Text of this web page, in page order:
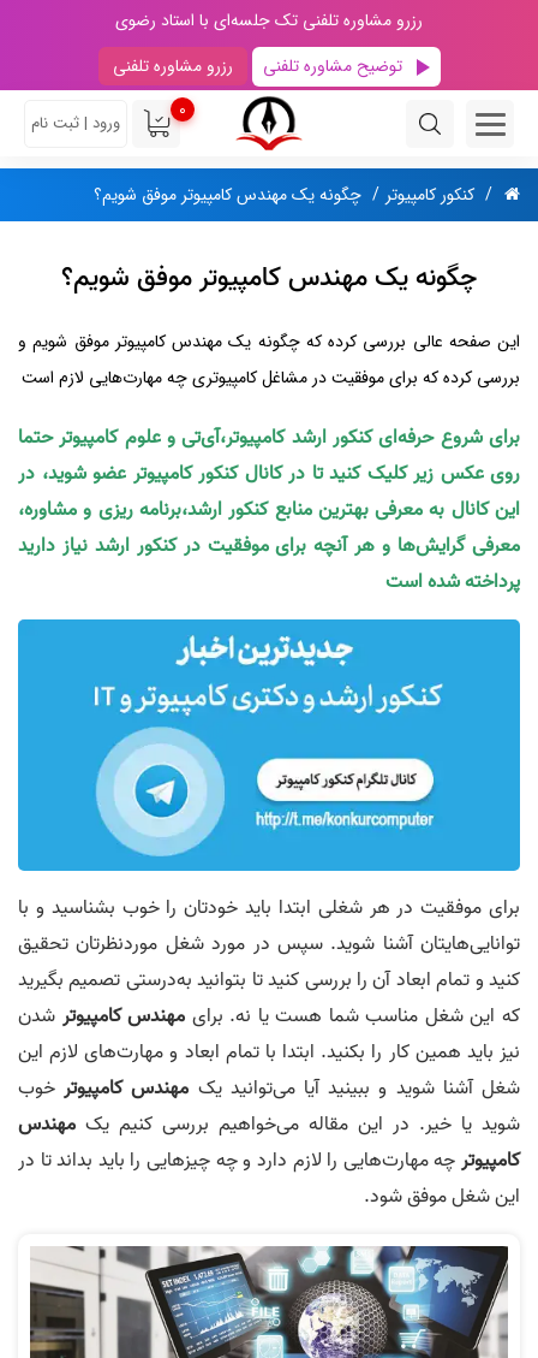
رزرو مشاوره تلفنی تک جلسه‌ای با استاد رضوی
توضیح مشاوره تلفنی
رزرو مشاوره تلفنی
0
ورود | ثبت نام
کنکور کامپیوتر چگونه یک مهندس کامپیوتر موفق شویم؟
چگونه یک مهندس کامپیوتر موفق شویم؟
این صفحه عالی بررسی کرده که چگونه یک مهندس کامپیوتر موفق شویم و
بررسی کرده که برای موفقیت در مشاغل کامپیوتری چه مهارت‌هایی لازم است
برای شروع حرفه‌ای کنکور ارشد کامپیوتر،آی‌تی و علوم کامپیوتر حتما
روی عکس زیر کلیک کنید تا در کانال کنکور کامپیوتر عضو شوید، در
این کانال به معرفی بهترین منابع کنکور ارشد،برنامه ریزی و مشاوره،
معرفی گرایش‌ها و هر آنچه برای موفقیت در کنکور ارشد نیاز دارید
پرداخته شده است
برای موفقیت در هر شغلی ابتدا باید خودتان را خوب بشناسید و با
توانایی‌هایتان آشنا شوید. سپس در مورد شغل موردنظرتان تحقیق
کنید و تمام ابعاد آن را بررسی کنید تا بتوانید به‌درستی تصمیم بگیرید
که این شغل مناسب شما هست یا نه. برای مهندس کامپیوتر شدن
نیز باید همین کار را بکنید. ابتدا با تمام ابعاد و مهارت‌های لازم این
شغل آشنا شوید و ببینید آیا می‌توانید یک مهندس کامپیوترخوب
شوید یا خیر. در این مقاله می‌خواهیم بررسی کنیم یک مهندس
کامپیوترچه مهارت‌هایی را لازم دارد و چه چیزهایی را باید بداند تا در
این شغل موفق شود.